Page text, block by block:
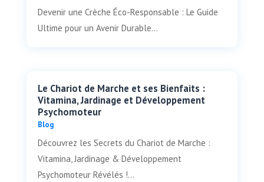
Devenir une Crèche Éco-Responsable : Le Guide
Ultime pour un Avenir Durable...
Le Chariot de Marche et ses Bienfaits :
Vitamina, Jardinage et Développement
Psychomoteur
Blog
Découvrez les Secrets du Chariot de Marche :
Vitamina, Jardinage & Développement
Psychomoteur Révélés !...